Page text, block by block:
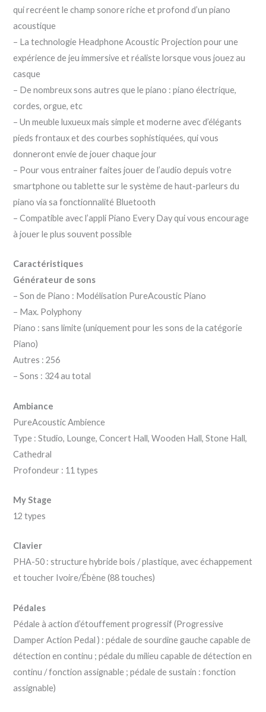
qui recréent le champ sonore riche et profond d’un piano
acoustique
– La technologie Headphone Acoustic Projection pour une
expérience de jeu immersive et réaliste lorsque vous jouez au
casque
– De nombreux sons autres que le piano : piano électrique,
cordes, orgue, etc
– Un meuble luxueux mais simple et moderne avec d’élégants
pieds frontaux et des courbes sophistiquées, qui vous
donneront envie de jouer chaque jour
– Pour vous entrainer faites jouer de l’audio depuis votre
smartphone ou tablette sur le système de haut-parleurs du
piano via sa fonctionnalité Bluetooth
– Compatible avec l’appli Piano Every Day qui vous encourage
à jouer le plus souvent possible
Caractéristiques
Générateur de sons
– Son de Piano : Modélisation PureAcoustic Piano
– Max. Polyphony
Piano : sans limite (uniquement pour les sons de la catégorie
Piano)
Autres : 256
– Sons : 324 au total
Ambiance
PureAcoustic Ambience
Type : Studio, Lounge, Concert Hall, Wooden Hall, Stone Hall,
Cathedral
Profondeur : 11 types
My Stage
12 types
Clavier
PHA-50 : structure hybride bois / plastique, avec échappement
et toucher Ivoire/Ébène (88 touches)
Pédales
Pédale à action d’étouffement progressif (Progressive
Damper Action Pedal ) : pédale de sourdine gauche capable de
détection en continu ; pédale du milieu capable de détection en
continu / fonction assignable ; pédale de sustain : fonction
assignable)